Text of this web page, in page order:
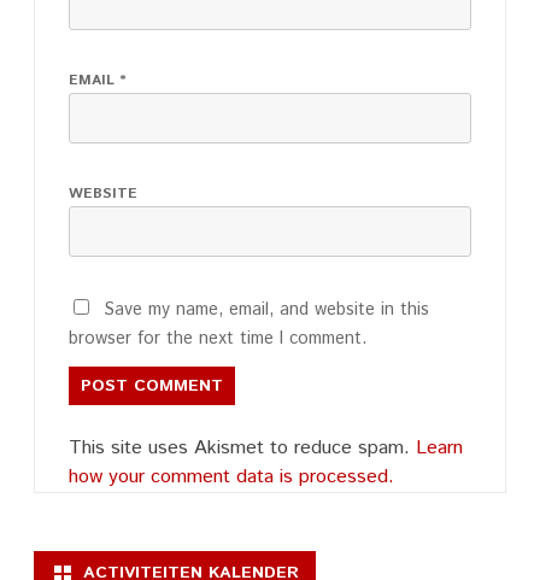
EMAIL *
WEBSITE
Save my name, email, and website in this
browser for the next time I comment.
This site uses Akismet to reduce spam. Learn
how your comment data is processed.
ACTIVITEITEN KALENDER